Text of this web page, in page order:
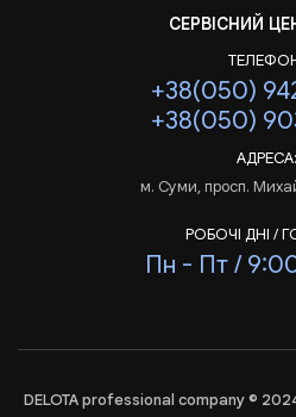
СЕРВІСНИЙ
+38(050)
+38(050)
АДРЕСА:
м. Суми, просп.
РОБОЧІ ДНІ /
Пн - Пт /
DELOTA professional company ©